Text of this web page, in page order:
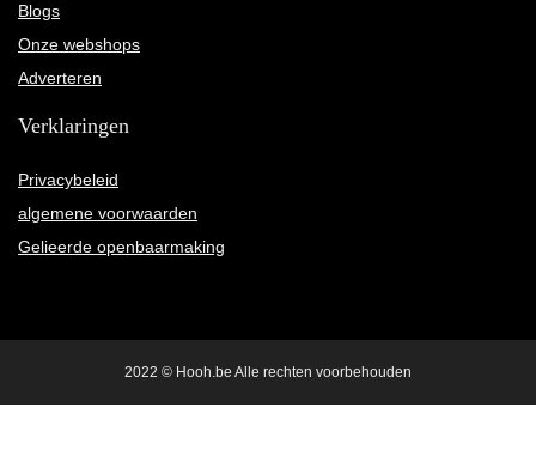
Blogs
Onze webshops
Adverteren
Verklaringen
Privacybeleid
algemene voorwaarden
Gelieerde openbaarmaking
2022 © Hooh.be Alle rechten voorbehouden